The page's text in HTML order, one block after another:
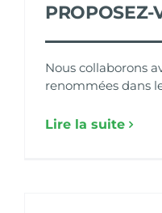
PROPOSEZ-
Nous collaborons
renommées dans
Lire la suite